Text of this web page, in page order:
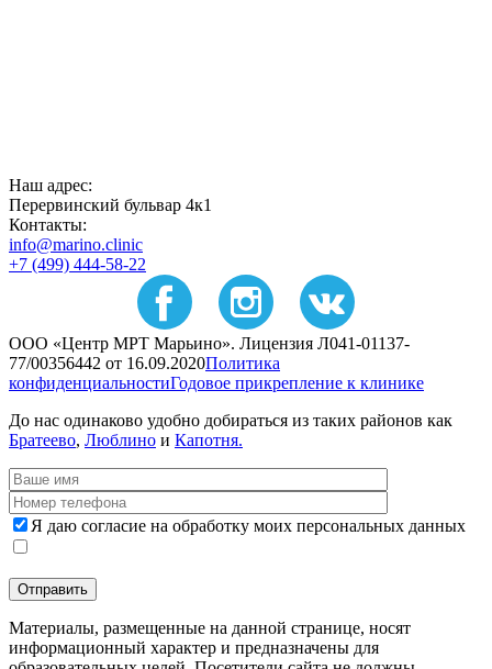
Наш адрес:
Перервинский бульвар 4к1
Контакты:
info@marino.clinic
+7 (499) 444-58-22
ООО «Центр МРТ Марьино». Лицензия Л041-01137-
77/00356442 от 16.09.2020Политика
конфиденциальностиГодовое прикрепление к клинике
До нас одинаково удобно добираться из таких районов как
Братеево, Люблино и Капотня.
Я даю согласие на обработку моих персональных данных
Материалы, размещенные на данной странице, носят
информационный характер и предназначены для